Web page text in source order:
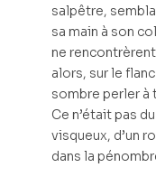
salpêtre,
sa main à son
ne
alors, sur le
sombre perler à
Ce n’était pas
visqueux, d’un
dans la